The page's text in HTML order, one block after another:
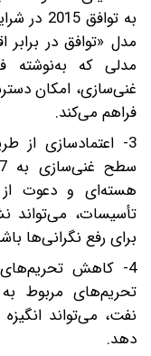
به
مدل «توافق در برابر
مدلی که به‌نوشته
غنی‌سازی، امکان
فراهم می‌کند.
3- اعتمادسازی از
هسته‌ای و دعوت از
تأسیسات،
برای رفع نگرانی‌ها
4- کاهش
تحریم‌های مربوط
نفت، می‌تواند
دهد.